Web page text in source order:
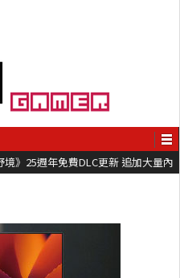
境》25週年免費DLC更新 追加大量內